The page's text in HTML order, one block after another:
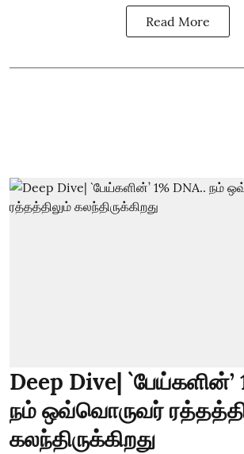
Read More
Deep Dive| `பேய்களின்’
நம் ஒவ்வொருவர்
கலந்திருக்கிறது